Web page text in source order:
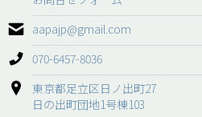
aapajp@gmail.com
070-6457-8036
東京都足立区日ノ出町27
日の出町団地1号棟103